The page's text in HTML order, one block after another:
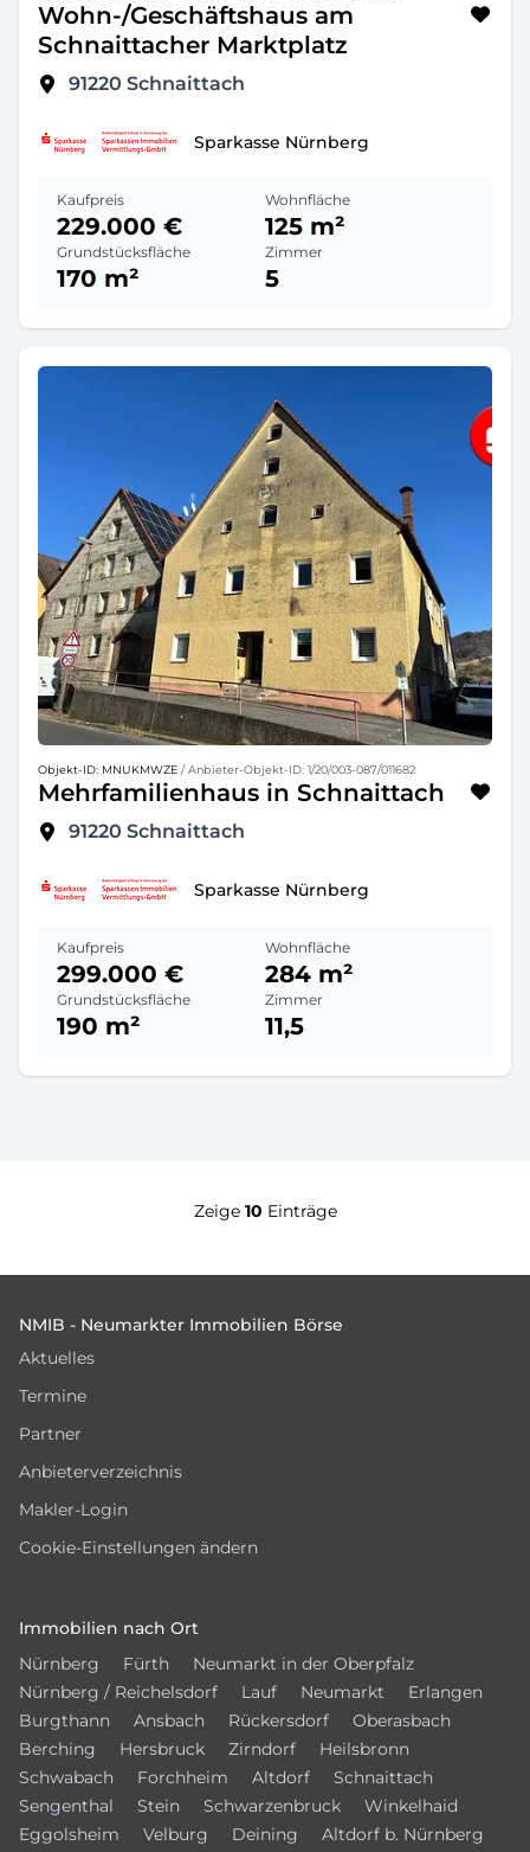
Wohn-/Geschäftshaus am
Schnaittacher Marktplatz
91220 Schnaittach
Sparkasse Nürnberg
Kaufpreis
229.000 €
Wohnfläche
125 m²
Grundstücksfläche
170 m²
Zimmer
5
Objekt-ID: MNUKMWZE / Anbieter-Objekt-ID: 1/20/003-087/011682
Mehrfamilienhaus in Schnaittach
91220 Schnaittach
Sparkasse Nürnberg
Kaufpreis
299.000 €
Wohnfläche
284 m²
Grundstücksfläche
190 m²
Zimmer
11,5
Zeige 10 Einträge
NMIB - Neumarkter Immobilien Börse
Aktuelles
Termine
Partner
Anbieterverzeichnis
Makler-Login
Cookie-Einstellungen ändern
Immobilien nach Ort
Nürnberg
Fürth
Neumarkt in der Oberpfalz
Nürnberg / Reichelsdorf
Lauf Neumarkt
Erlangen
Burgthann
Ansbach Rückersdorf
Oberasbach
Berching
Hersbruck Zirndorf
Heilsbronn
Schwabach
Forchheim Altdorf
Schnaittach
Sengenthal
Stein Schwarzenbruck
Winkelhaid
Eggolsheim
Velburg Deining Altdorf b. Nürnberg